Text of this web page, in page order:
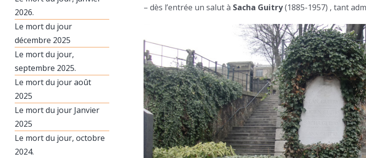
– dès l’entrée un salut à Sacha Guitry(1885-1957) , tant
2026.
Le mort du jour
décembre 2025
Le mort du jour,
septembre 2025.
Le mort du jour août
2025
Le mort du jour Janvier
2025
Le mort du jour, octobre
2024.